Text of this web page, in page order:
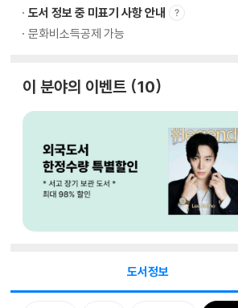
도서 정보 중 미표기 사항 안내
문화비소득공제 가능
이 분야의 이벤트 10
도서정보